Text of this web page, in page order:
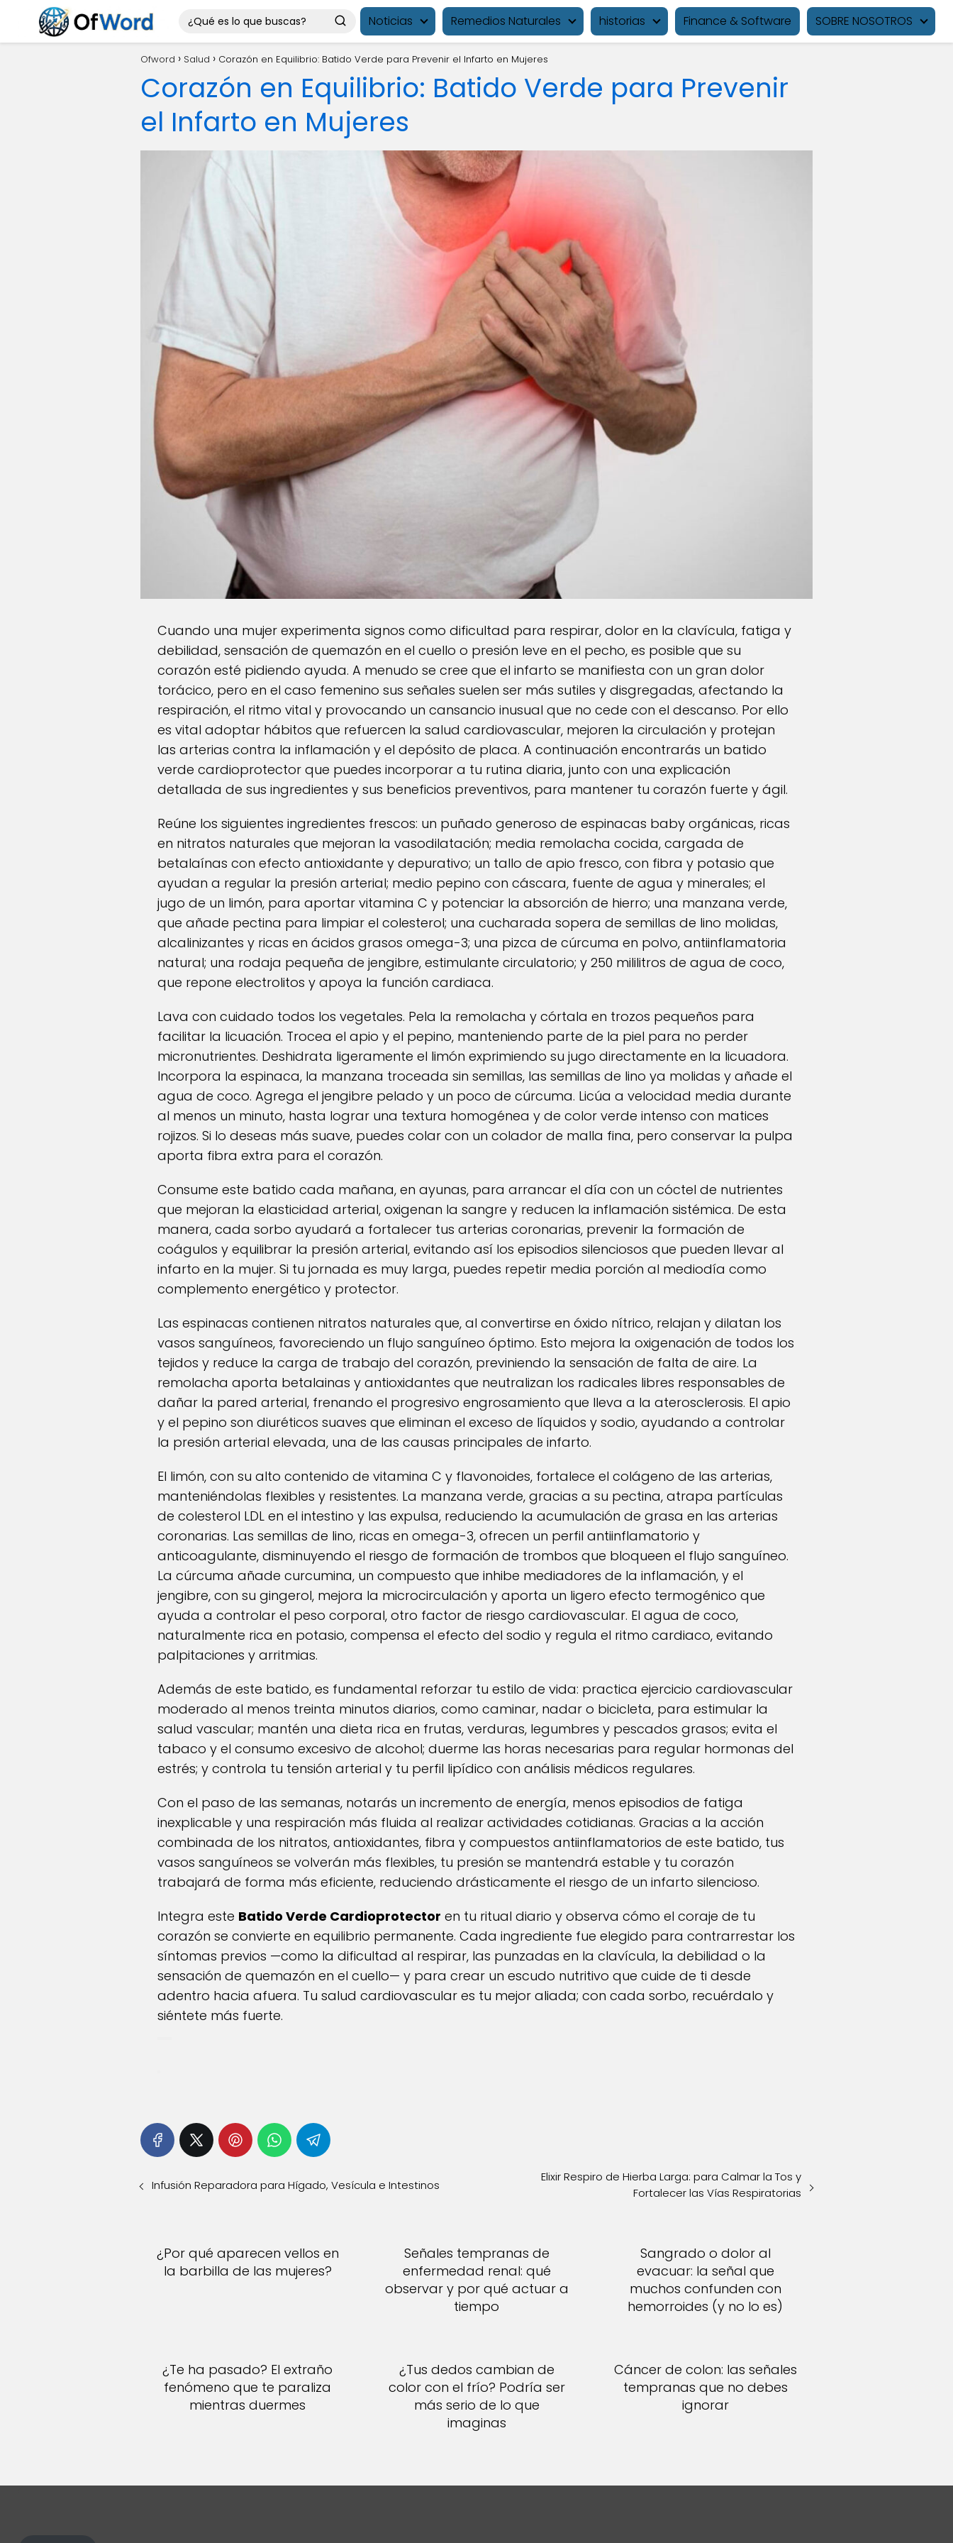
Noticias Remedios Naturales historias Finance & Software SOBRE NOSOTROS
Ofword Salud Corazón en Equilibrio: Batido Verde para Prevenir el Infarto en Mujeres
Corazón en Equilibrio: Batido Verde para Prevenir
el Infarto en Mujeres
Cuando una mujer experimenta signos como dificultad para respirar, dolor en la clavícula, fatiga y
debilidad, sensación de quemazón en el cuello o presión leve en el pecho, es posible que su
corazón esté pidiendo ayuda. A menudo se cree que el infarto se manifiesta con un gran dolor
torácico, pero en el caso femenino sus señales suelen ser más sutiles y disgregadas, afectando la
respiración, el ritmo vital y provocando un cansancio inusual que no cede con el descanso. Por ello
es vital adoptar hábitos que refuercen la salud cardiovascular, mejoren la circulación y protejan
las arterias contra la inflamación y el depósito de placa. A continuación encontrarás un batido
verde cardioprotector que puedes incorporar a tu rutina diaria, junto con una explicación
detallada de sus ingredientes y sus beneficios preventivos, para mantener tu corazón fuerte y ágil.
Reúne los siguientes ingredientes frescos: un puñado generoso de espinacas baby orgánicas, ricas
en nitratos naturales que mejoran la vasodilatación; media remolacha cocida, cargada de
betalaínas con efecto antioxidante y depurativo; un tallo de apio fresco, con fibra y potasio que
ayudan a regular la presión arterial; medio pepino con cáscara, fuente de agua y minerales; el
jugo de un limón, para aportar vitamina C y potenciar la absorción de hierro; una manzana verde,
que añade pectina para limpiar el colesterol; una cucharada sopera de semillas de lino molidas,
alcalinizantes y ricas en ácidos grasos omega-3; una pizca de cúrcuma en polvo, antiinflamatoria
natural; una rodaja pequeña de jengibre, estimulante circulatorio; y 250 mililitros de agua de coco,
que repone electrolitos y apoya la función cardiaca.
Lava con cuidado todos los vegetales. Pela la remolacha y córtala en trozos pequeños para
facilitar la licuación. Trocea el apio y el pepino, manteniendo parte de la piel para no perder
micronutrientes. Deshidrata ligeramente el limón exprimiendo su jugo directamente en la licuadora.
Incorpora la espinaca, la manzana troceada sin semillas, las semillas de lino ya molidas y añade el
agua de coco. Agrega el jengibre pelado y un poco de cúrcuma. Licúa a velocidad media durante
al menos un minuto, hasta lograr una textura homogénea y de color verde intenso con matices
rojizos. Si lo deseas más suave, puedes colar con un colador de malla fina, pero conservar la pulpa
aporta fibra extra para el corazón.
Consume este batido cada mañana, en ayunas, para arrancar el día con un cóctel de nutrientes
que mejoran la elasticidad arterial, oxigenan la sangre y reducen la inflamación sistémica. De esta
manera, cada sorbo ayudará a fortalecer tus arterias coronarias, prevenir la formación de
coágulos y equilibrar la presión arterial, evitando así los episodios silenciosos que pueden llevar al
infarto en la mujer. Si tu jornada es muy larga, puedes repetir media porción al mediodía como
complemento energético y protector.
Las espinacas contienen nitratos naturales que, al convertirse en óxido nítrico, relajan y dilatan los
vasos sanguíneos, favoreciendo un flujo sanguíneo óptimo. Esto mejora la oxigenación de todos los
tejidos y reduce la carga de trabajo del corazón, previniendo la sensación de falta de aire. La
remolacha aporta betalainas y antioxidantes que neutralizan los radicales libres responsables de
dañar la pared arterial, frenando el progresivo engrosamiento que lleva a la aterosclerosis. El apio
y el pepino son diuréticos suaves que eliminan el exceso de líquidos y sodio, ayudando a controlar
la presión arterial elevada, una de las causas principales de infarto.
El limón, con su alto contenido de vitamina C y flavonoides, fortalece el colágeno de las arterias,
manteniéndolas flexibles y resistentes. La manzana verde, gracias a su pectina, atrapa partículas
de colesterol LDL en el intestino y las expulsa, reduciendo la acumulación de grasa en las arterias
coronarias. Las semillas de lino, ricas en omega-3, ofrecen un perfil antiinflamatorio y
anticoagulante, disminuyendo el riesgo de formación de trombos que bloqueen el flujo sanguíneo.
La cúrcuma añade curcumina, un compuesto que inhibe mediadores de la inflamación, y el
jengibre, con su gingerol, mejora la microcirculación y aporta un ligero efecto termogénico que
ayuda a controlar el peso corporal, otro factor de riesgo cardiovascular. El agua de coco,
naturalmente rica en potasio, compensa el efecto del sodio y regula el ritmo cardiaco, evitando
palpitaciones y arritmias.
Además de este batido, es fundamental reforzar tu estilo de vida: practica ejercicio cardiovascular
moderado al menos treinta minutos diarios, como caminar, nadar o bicicleta, para estimular la
salud vascular; mantén una dieta rica en frutas, verduras, legumbres y pescados grasos; evita el
tabaco y el consumo excesivo de alcohol; duerme las horas necesarias para regular hormonas del
estrés; y controla tu tensión arterial y tu perfil lipídico con análisis médicos regulares.
Con el paso de las semanas, notarás un incremento de energía, menos episodios de fatiga
inexplicable y una respiración más fluida al realizar actividades cotidianas. Gracias a la acción
combinada de los nitratos, antioxidantes, fibra y compuestos antiinflamatorios de este batido, tus
vasos sanguíneos se volverán más flexibles, tu presión se mantendrá estable y tu corazón
trabajará de forma más eficiente, reduciendo drásticamente el riesgo de un infarto silencioso.
Integra este Batido Verde Cardioprotector en tu ritual diario y observa cómo el coraje de tu
corazón se convierte en equilibrio permanente. Cada ingrediente fue elegido para contrarrestar los
síntomas previos —como la dificultad al respirar, las punzadas en la clavícula, la debilidad o la
sensación de quemazón en el cuello— y para crear un escudo nutritivo que cuide de ti desde
adentro hacia afuera. Tu salud cardiovascular es tu mejor aliada; con cada sorbo, recuérdalo y
siéntete más fuerte.
Infusión Reparadora para Hígado, Vesícula e Intestinos
Elixir Respiro de Hierba Larga: para Calmar la Tos y
Fortalecer las Vías Respiratorias
¿Por qué aparecen vellos en
la barbilla de las mujeres?
Señales tempranas de
enfermedad renal: qué
observar y por qué actuar a
tiempo
Sangrado o dolor al
evacuar: la señal que
muchos confunden con
hemorroides (y no lo es)
¿Te ha pasado? El extraño
fenómeno que te paraliza
mientras duermes
¿Tus dedos cambian de
color con el frío? Podría ser
más serio de lo que
imaginas
Cáncer de colon: las señales
tempranas que no debes
ignorar